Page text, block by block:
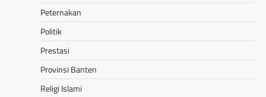
Peternakan
Politik
Prestasi
Provinsi Banten
Religi Islami